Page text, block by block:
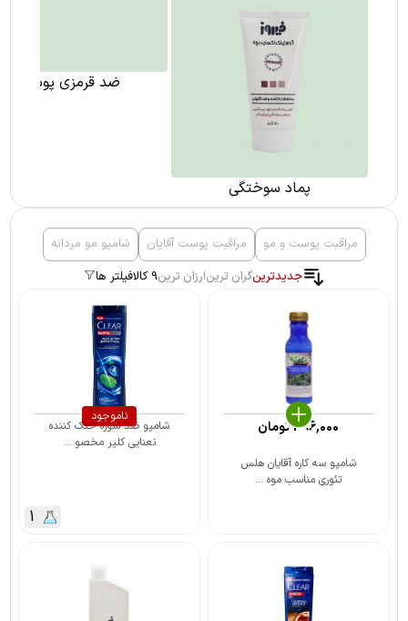
پماد سوختگی
ضد قرمزی پوست
مراقبت پوست و مو مراقبت پوست آقایان
شامپو مو مردانه
جدیدترینگران ترینارزان ترین9 کالا فیلتر ها
شامپو سه کاره آقایان هلس
تئوری مناسب موه ...
396,000تومان
ناموجود
شامپو ضد شوره خنک کننده
نعنایی کلیر مخصو ...
1